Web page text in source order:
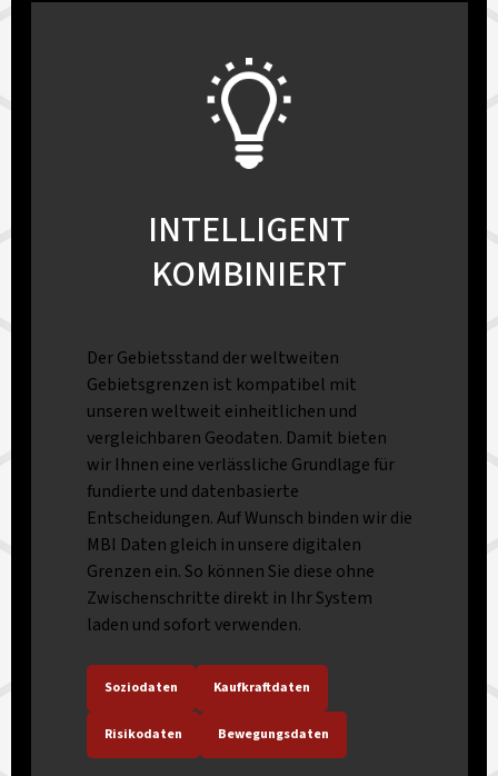
INTELLIGENT
KOMBINIERT
Der Gebietsstand der weltweiten
Gebietsgrenzen ist kompatibel mit
unseren weltweit einheitlichen und
vergleichbaren Geodaten. Damit bieten
wir Ihnen eine verlässliche Grundlage für
fundierte und datenbasierte
Entscheidungen. Auf Wunsch binden wir die
MBI Daten gleich in unsere digitalen
Grenzen ein. So können Sie diese ohne
Zwischenschritte direkt in Ihr System
laden und sofort verwenden.
Soziodaten Kaufkraftdaten
Risikodaten Bewegungsdaten